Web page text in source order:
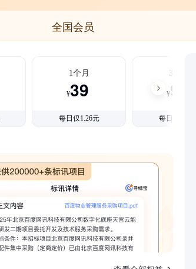
全国会员
1个月
¥39
每日仅1.26元
3个月
¥99
每日仅1.08元